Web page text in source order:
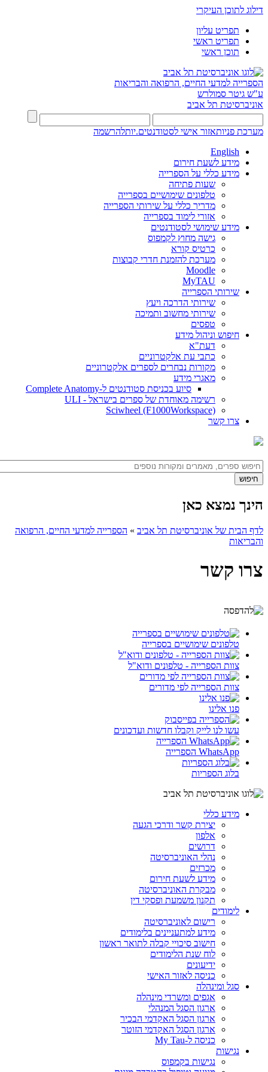
דילוג לתוכן העיקרי
תפריט עליון
תפריט ראשי
תוכן ראשי
הספרייה למדעי החיים, הרפואה והבריאות
ע"ש גיטר סמולרש
אוניברסיטת תל אביב
מערכת פניותאזור אישי לסטודנטים.יותלהרשמה
English
מידע לשעת חירום
מידע כללי על הספרייה
שעות פתיחה
טלפונים שימושיים בספרייה
מדריך כללי על שירותי הספרייה
אזורי לימוד בספרייה
מידע שימושי לסטודנטים
גישה מחוץ לקמפוס
כרטיס קורא
מערכת להזמנת חדרי קבוצות
Moodle
MyTAU
שירותי הספרייה
שירותי הדרכה ויעץ
שירותי מחשוב ותמיכה
טפסים
חיפוש וניהול מידע
דעת"א
כתבי עת אלקטרוניים
מקורות נבחרים לספרים אלקטרוניים
מאגרי מידע
סיוע בכניסת סטודנטים ל-Complete Anatomy
רשימה מאוחדת של ספרים בישראל - ULI
Sciwheel (F1000Workspace)
צרו קשר
הינך נמצא כאן
לדף הבית של אוניברסיטת תל אביב » הספרייה למדעי החיים, הרפואה
והבריאות
צרו קשר
טלפונים שימושיים בספרייה
צוות הספרייה - טלפונים ודוא"ל
צוות הספרייה לפי מדורים
פנו אלינו
עשו לנו לייק וקבלו חדשות ועדכונים
WhatsApp הספרייה
בלוג הספריות
מידע כללי
יצירת קשר ודרכי הגעה
אלפון
דרושים
נהלי האוניברסיטה
מכרזים
מידע לשעת חירום
מבקרת האוניברסיטה
תקנון משמעת ופסקי דין
לימודים
רישום לאוניברסיטה
מידע למתעניינים בלימודים
חישוב סיכויי קבלה לתואר ראשון
לוח שנת הלימודים
ידיעונים
כניסה לאזור האישי
סגל ומינהלה
אגפים ומשרדי מינהלה
ארגון הסגל המנהלי
ארגון הסגל האקדמי הבכיר
ארגון הסגל האקדמי הזוטר
כניסה ל-My Tau
נגישות
נגישות בקמפוס